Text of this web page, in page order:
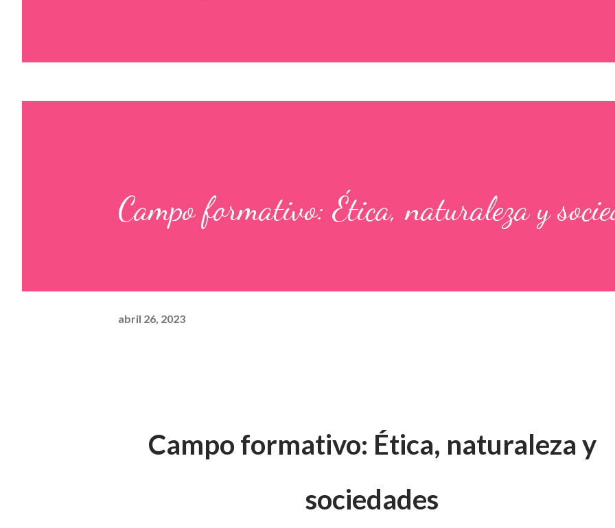
Campo formativo: Ética, naturaleza y
abril 26, 2023
Campo formativo: Ética, naturaleza y
sociedades